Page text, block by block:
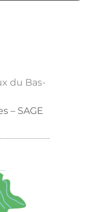
du Bas-
– SAGE